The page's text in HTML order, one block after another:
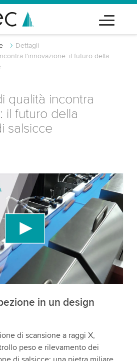
Dettagli
l'innovazione: il futuro della
qualità incontra
il futuro della
salsicce
del tuo consenso per
video di YouTube!
di terze parti per
video che potrebbe
tua attività. Per favore, rivedi
il servizio per guardare questo
in un design
di scansione a raggi X,
peso e rilevamento dei